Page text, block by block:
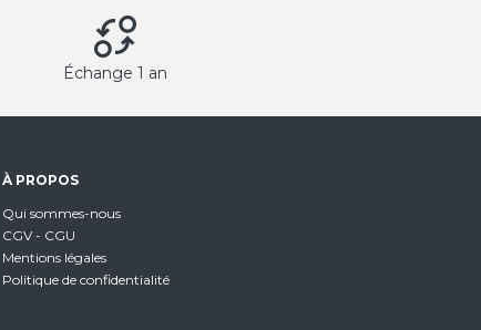
Échange 1 an
À PROPOS
Qui sommes-nous
CGV - CGU
Mentions légales
Politique de confidentialité